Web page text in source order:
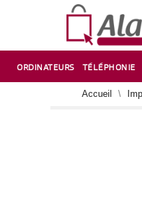
ORDINATEURS TÉLÉPHONIE
Accueil